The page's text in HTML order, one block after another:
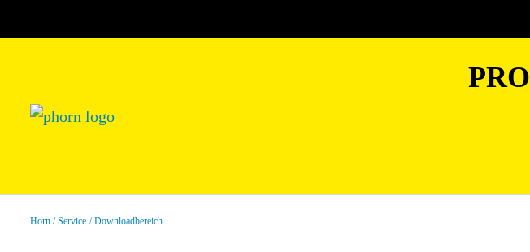
Horn Service Downloadbereich